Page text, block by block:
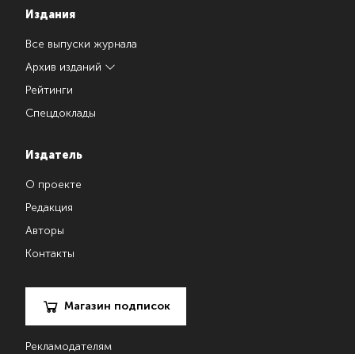
Издания
Все выпуски журнала
Архив изданий
Рейтинги
Спецдоклады
Издатель
О проекте
Редакция
Авторы
Контакты
Магазин подписок
Рекламодателям